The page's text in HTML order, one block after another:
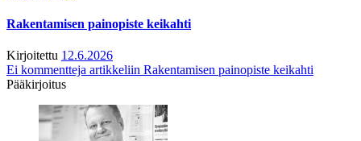
Rakentamisen painopiste keikahti
Kirjoitettu 12.6.2026
Ei kommentteja artikkeliin Rakentamisen painopiste keikahti
Pääkirjoitus